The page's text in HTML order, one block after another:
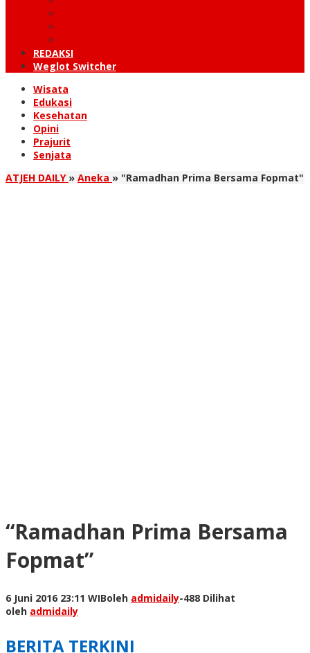
REDAKSI
Weglot Switcher
Wisata
Edukasi
Kesehatan
Opini
Prajurit
Senjata
ATJEH DAILY » Aneka » "Ramadhan Prima Bersama Fopmat"
“Ramadhan Prima Bersama
Fopmat”
6 Juni 2016 23:11 WIBoleh admidaily-488 Dilihat
oleh admidaily
BERITA TERKINI